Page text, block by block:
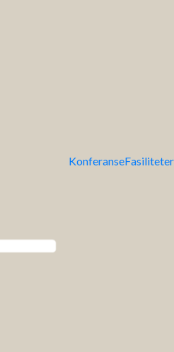
KonferanseFasiliteter